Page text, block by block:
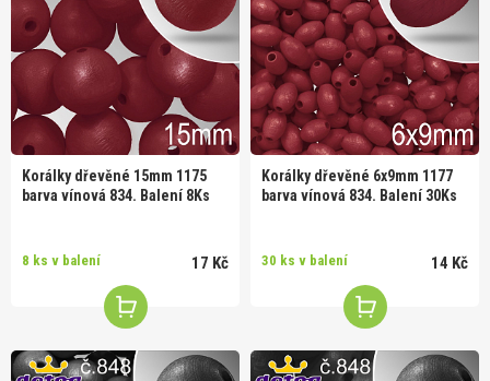
Korálky dřevěné 15mm 1175
barva vínová 834. Balení 8Ks
8 ks v balení 17 Kč
Korálky dřevěné 6x9mm 1177
barva vínová 834. Balení 30Ks
30 ks v balení 14 Kč